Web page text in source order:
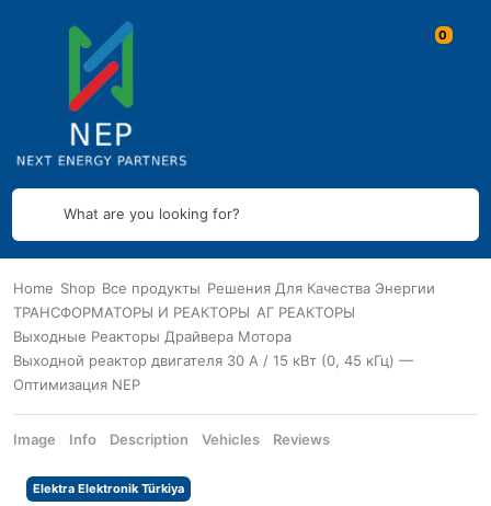
What are you looking for?
Home Shop Все продукты Решения Для Качества Энергии
ТРАНСФОРМАТОРЫ И РЕАКТОРЫ АГ РЕАКТОРЫ
Выходные Реакторы Драйвера Мотора
Выходной реактор двигателя 30 А / 15 кВт (0, 45 кГц) —
Оптимизация NEP
Image Info Description Vehicles Reviews
Elektra Elektronik Türkiya